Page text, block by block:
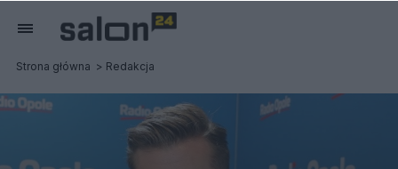
Strona główna Redakcja